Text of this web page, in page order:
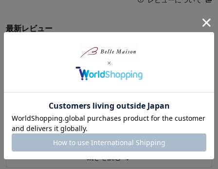
最新レビュー
UVボディローションはスーっとした感じがあり日焼け対策も出
来るのでちょっと塗りにくいけど気に入ってます。スカルプク
ーラーはつけた感じがなく、出てないのかなぁと思い手に付け
たらちゃんと出ました。ドライヤーの風にもスースー感は無か
ったです。バスローションは洗い流すのが面倒ですが寒いくら
続きを読む